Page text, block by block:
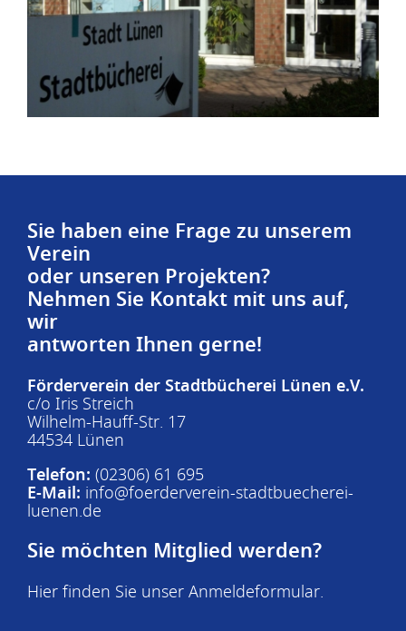
Sie haben eine Frage zu unserem
Verein
oder unseren Projekten?
Nehmen Sie Kontakt mit uns auf,
wir
antworten Ihnen gerne!
Förderverein der Stadtbücherei Lünen e.V.
c/o Iris Streich
Wilhelm-Hauff-Str. 17
44534 Lünen
Telefon: (02306) 61 695
E-Mail: info@foerderverein-stadtbuecherei-
luenen.de
Sie möchten Mitglied werden?
Hier finden Sie unserAnmeldeformular.